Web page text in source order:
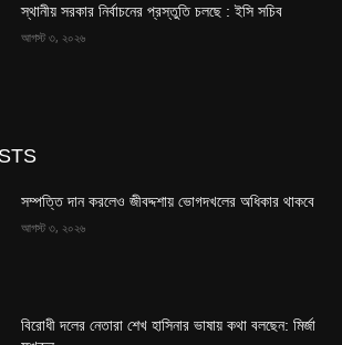
স্থানীয় সরকার নির্বাচনের প্রস্তুতি চলছে : ইসি সচিব
আগস্ট ৩, ২০২৬
সম্পত্তি দান করলেও জীবদ্দশায় ভোগদখলের অধিকার থাকবে
আগস্ট ৩, ২০২৬
বিরোধী দলের নেতারা শেখ হাসিনার ভাষায় কথা বলছেন: মির্জা